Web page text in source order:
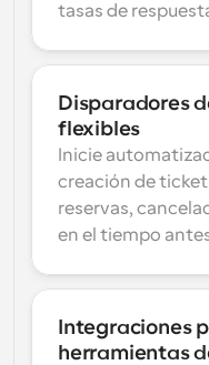
tasas de
Disparadores
flexibles
Inicie
creación de
reservas,
en el tiempo
Integraciones
herramientas